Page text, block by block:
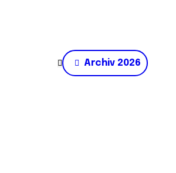
Archiv 2026